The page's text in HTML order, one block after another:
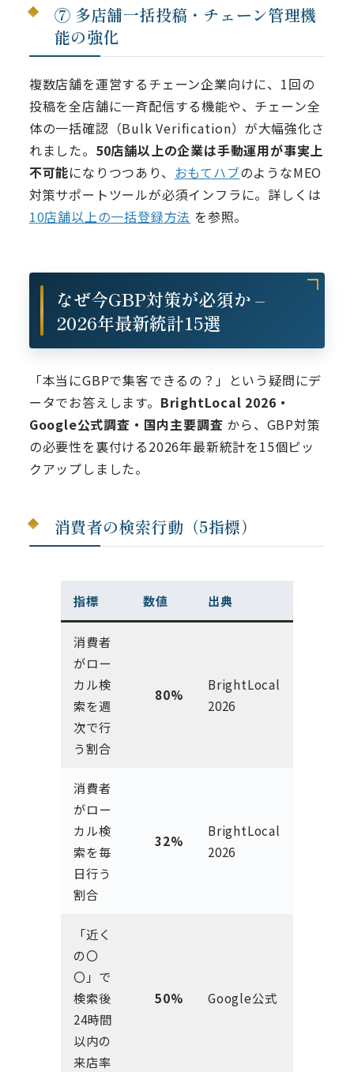
⑦ 多店舗一括投稿・チェーン管理機
能の強化
複数店舗を運営するチェーン企業向けに、1回の
投稿を全店舗に一斉配信する機能や、チェーン全
体の一括確認（Bulk Verification）が大幅強化さ
れました。 50店舗以上の企業は手動運用が事実上
不可能になりつつあり、 おもてハブのようなMEO
対策サポートツールが必須インフラに。詳しくは
10店舗以上の一括登録方法 を参照。
なぜ今GBP対策が必須か –
2026年最新統計15選
「本当にGBPで集客できるの？」という疑問にデ
ータでお答えします。 BrightLocal 2026・
Google公式調査・国内主要調査 から、GBP対策
の必要性を裏付ける2026年最新統計を15個ピッ
クアップしました。
消費者の検索行動（5指標）
指標 数値 出典
消費者
がロー
カル検
索を週
次で行
う割合
80%
BrightLocal
2026
消費者
がロー
カル検
索を毎
日行う
割合
32%
BrightLocal
2026
「近く
の〇
〇」で
検索後
24時間
以内の
来店率
50% Google公式